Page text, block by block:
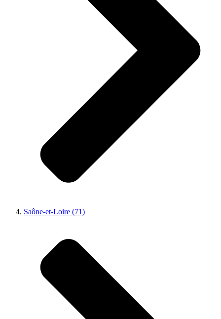
Saône-et-Loire (71)